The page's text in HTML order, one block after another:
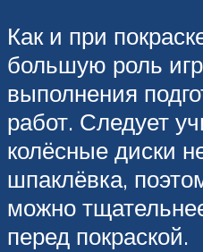
Как и при
большую роль
выполнения
работ. Следует
колёсные диски
шпаклёвка,
можно
перед покраской.